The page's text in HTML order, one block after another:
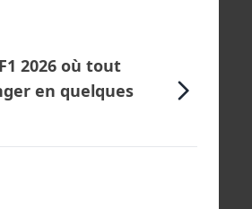
2026 où tout
en quelques